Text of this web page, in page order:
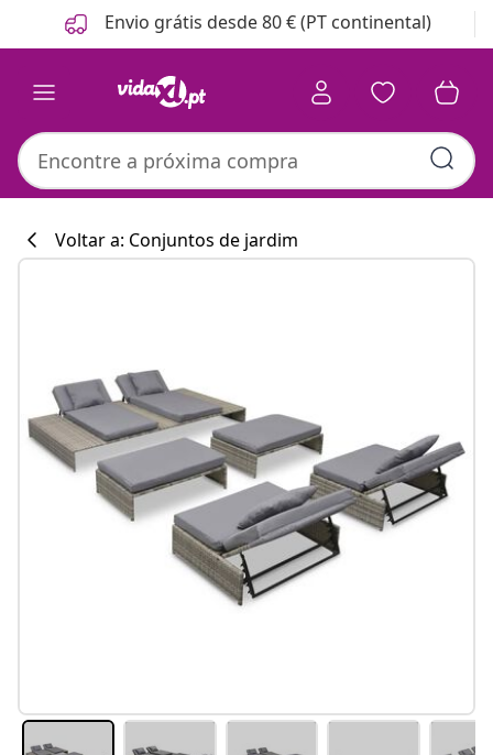
Anterior
Seguinte Envio grátis desde 80 € (PT continental)
Voltar a: Conjuntos de jardim